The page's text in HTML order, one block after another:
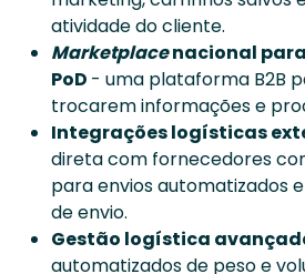
atividade do cliente.
Marketplacenacional
PoD - uma plataforma B2B
trocarem informações e
Integrações logísticas
direta com fornecedores
para envios automatizados
de envio.
Gestão logística
automatizados de peso e